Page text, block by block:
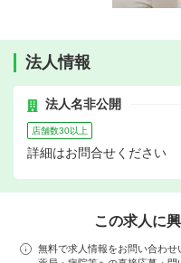
法人情報
法人名非公開
店舗数30以上
詳細はお問合せください
この求人に
無料で求人情報をお問い合わせ